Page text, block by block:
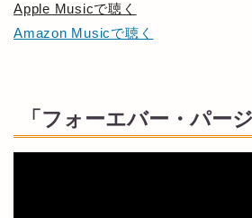
Apple Musicで聴く
Amazon Musicで聴く
「フォーエバー・パー